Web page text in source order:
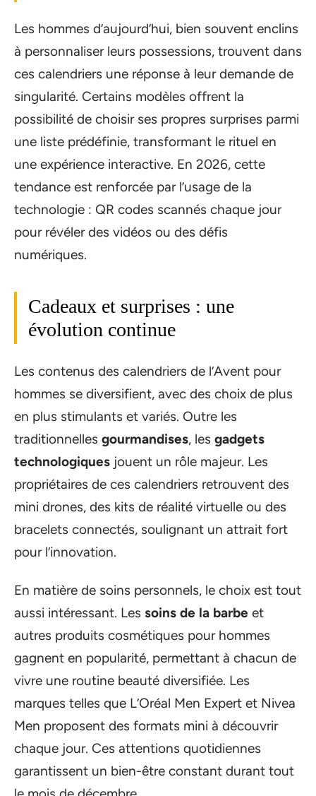
Les hommes d’aujourd’hui, bien souvent enclins
à personnaliser leurs possessions, trouvent dans
ces calendriers une réponse à leur demande de
singularité. Certains modèles offrent la
possibilité de choisir ses propres surprises parmi
une liste prédéfinie, transformant le rituel en
une expérience interactive. En 2026, cette
tendance est renforcée par l’usage de la
technologie : QR codes scannés chaque jour
pour révéler des vidéos ou des défis
numériques.
Cadeaux et surprises : une
évolution continue
Les contenus des calendriers de l’Avent pour
hommes se diversifient, avec des choix de plus
en plus stimulants et variés. Outre les
traditionnelles gourmandises, les gadgets
technologiques jouent un rôle majeur. Les
propriétaires de ces calendriers retrouvent des
mini drones, des kits de réalité virtuelle ou des
bracelets connectés, soulignant un attrait fort
pour l’innovation.
En matière de soins personnels, le choix est tout
aussi intéressant. Les soins de la barbe et
autres produits cosmétiques pour hommes
gagnent en popularité, permettant à chacun de
vivre une routine beauté diversifiée. Les
marques telles que L’Oréal Men Expert et Nivea
Men proposent des formats mini à découvrir
chaque jour. Ces attentions quotidiennes
garantissent un bien-être constant durant tout